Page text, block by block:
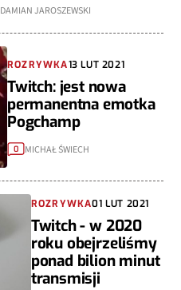
DAMIAN JAROSZEWSKI
ROZRYWKA13 LUT 2021
Twitch: jest nowa
permanentna emotka
Pogchamp
0 MICHAŁ ŚWIECH
ROZRYWKA01 LUT 2021
Twitch - w 2020
roku obejrzeliśmy
ponad bilion minut
transmisji